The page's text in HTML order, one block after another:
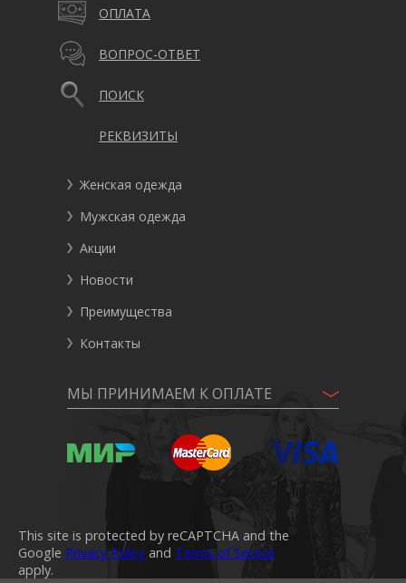
ОПЛАТА
ВОПРОС-ОТВЕТ
ПОИСК
РЕКВИЗИТЫ
Женская одежда
Мужская одежда
Акции
Новости
Преимущества
Контакты
МЫ ПРИНИМАЕМ К ОПЛАТЕ
This site is protected by reCAPTCHA and the
Google Privacy Policy and Terms of Service
apply.